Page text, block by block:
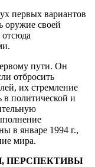
первых вариантов
оружие своей
пути. Он
отбросить
их стремление
в политической и
в январе 1994 г.,
мира.
ПЕРСПЕКТИВЫ